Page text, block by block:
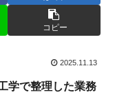
コピー
2025.11.13
学で整理した業務